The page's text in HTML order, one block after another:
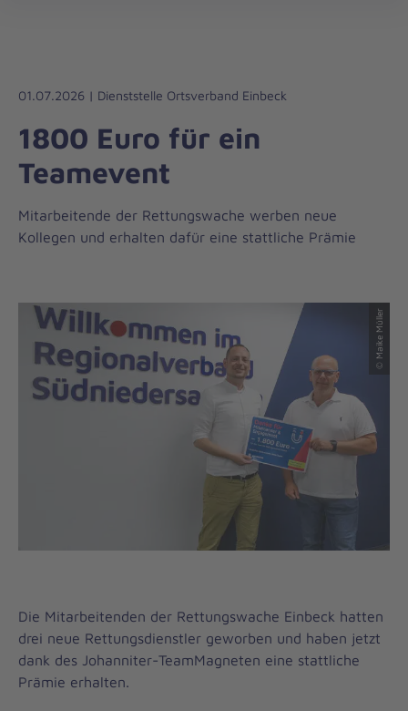
01.07.2026 | Dienststelle Ortsverband Einbeck
1800 Euro für ein
Teamevent
Mitarbeitende der Rettungswache werben neue
Kollegen und erhalten dafür eine stattliche Prämie
© Maike Müller
Die Mitarbeitenden der Rettungswache Einbeck hatten
drei neue Rettungsdienstler geworben und haben jetzt
dank des Johanniter-TeamMagneten eine stattliche
Prämie erhalten.